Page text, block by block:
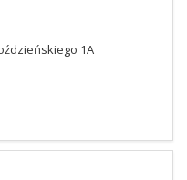
1A